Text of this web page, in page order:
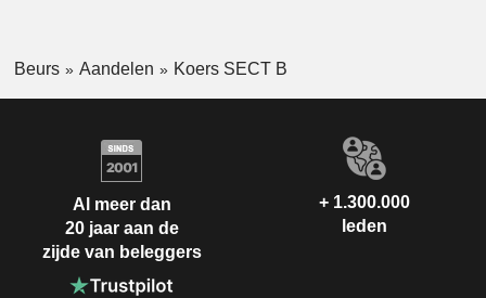
Beurs Aandelen Koers SECT B
Al meer dan
20 jaar aan de
zijde van beleggers
+ 1.300.000
leden